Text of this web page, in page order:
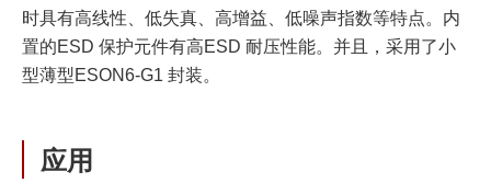
时具有高线性、低失真、高增益、低噪声指数等特点。内
置的ESD 保护元件有高ESD 耐压性能。并且，采用了小
型薄型ESON6-G1 封装。
应用